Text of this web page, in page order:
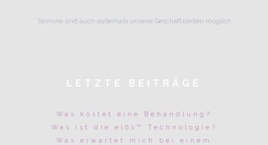
Termine sind auch außerhalb unserer Geschäftszeiten möglich
LETZTE BEITRÄGE
Was kostet eine Behandlung?
Was ist die elōs™ Technologie?
Was erwartet mich bei einem